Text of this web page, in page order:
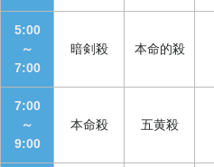
5:00
～
7:00
暗剣殺 本命的殺
7:00
～
9:00
本命殺 五黄殺